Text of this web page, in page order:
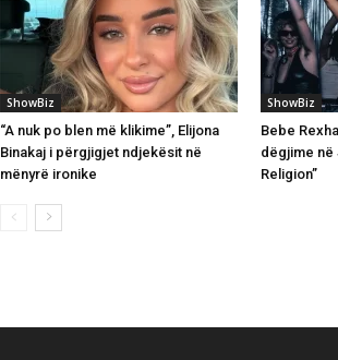
ShowBiz
“A nuk po blen më klikime”, Elijona
Binakaj i përgjigjet ndjekësit në
mënyrë ironike
ShowBiz
Bebe
dëgjime në
Religion”